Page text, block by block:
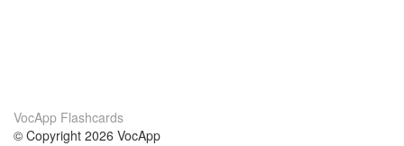
VocApp Flashcards
© Copyright 2026 VocApp